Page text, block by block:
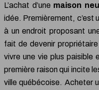
L’achat d’une maison
idée. Premièrement, c’est
à un endroit proposant
fait de devenir
vivre une vie plus paisible
première raison qui incite
ville québécoise. Acheter